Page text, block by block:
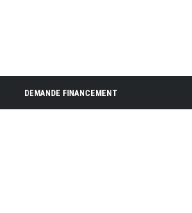
DEMANDE FINANCEMENT